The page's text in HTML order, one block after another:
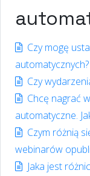
Czy mogę
automatycznych?
Czy
Chcę nagrać
automatyczne.
Czym różnią
webinarów
Jaka jest